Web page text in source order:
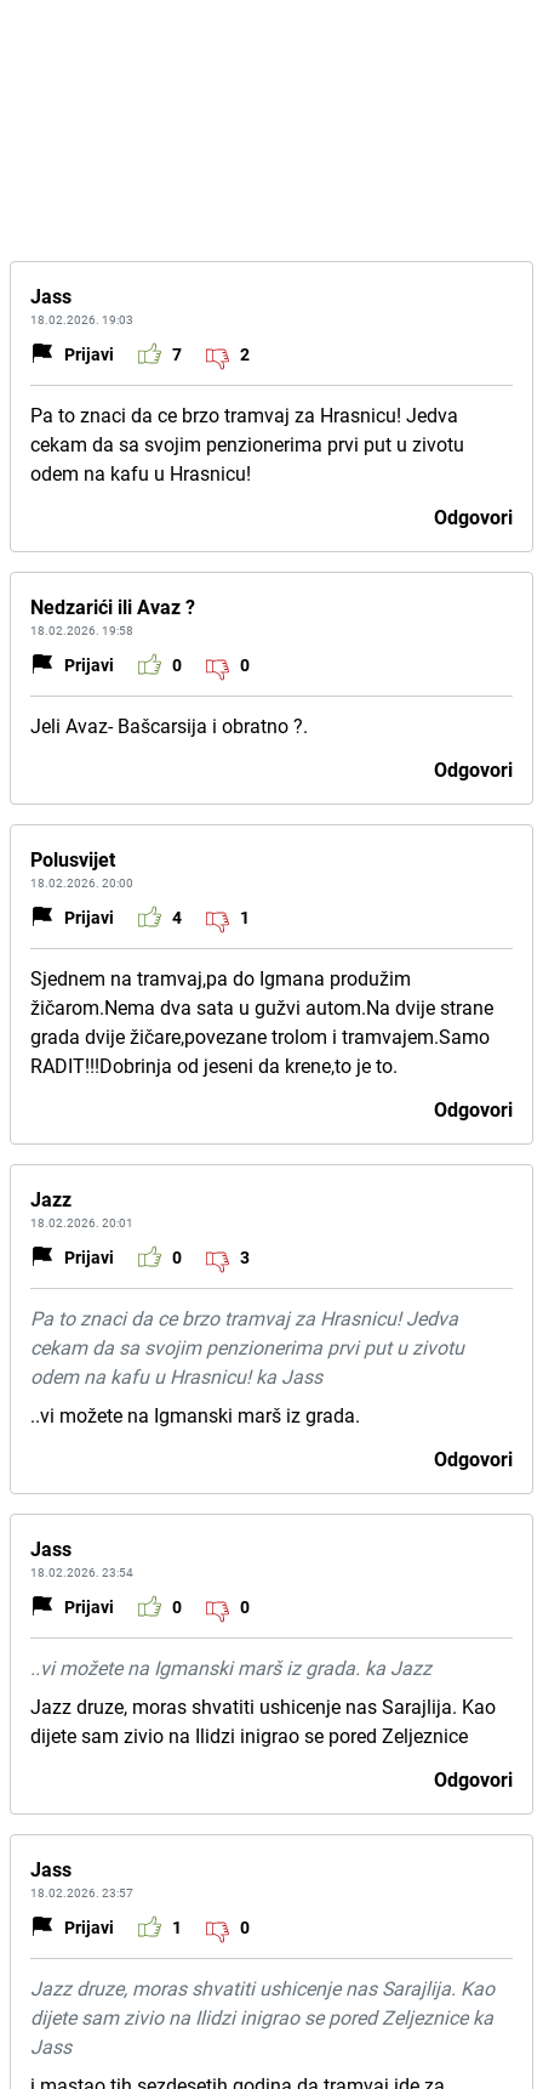
Jass
18.02.2026. 19:03
Prijavi 7 2
Pa to znaci da ce brzo tramvaj za Hrasnicu! Jedva
cekam da sa svojim penzionerima prvi put u zivotu
odem na kafu u Hrasnicu!
Odgovori
Nedzarići ili Avaz ?
18.02.2026. 19:58
Prijavi 0 0
Jeli Avaz- Bašcarsija i obratno ?.
Odgovori
Polusvijet
18.02.2026. 20:00
Prijavi 4 1
Sjednem na tramvaj,pa do Igmana produžim
žičarom.Nema dva sata u gužvi autom.Na dvije strane
grada dvije žičare,povezane trolom i tramvajem.Samo
RADIT!!!Dobrinja od jeseni da krene,to je to.
Odgovori
Jazz
18.02.2026. 20:01
Prijavi 0 3
Pa to znaci da ce brzo tramvaj za Hrasnicu! Jedva
cekam da sa svojim penzionerima prvi put u zivotu
odem na kafu u Hrasnicu! ka Jass
..vi možete na Igmanski marš iz grada.
Odgovori
Jass
18.02.2026. 23:54
Prijavi 0 0
..vi možete na Igmanski marš iz grada. ka Jazz
Jazz druze, moras shvatiti ushicenje nas Sarajlija. Kao
dijete sam zivio na Ilidzi inigrao se pored Zeljeznice
Odgovori
Jass
18.02.2026. 23:57
Prijavi 1 0
Jazz druze, moras shvatiti ushicenje nas Sarajlija. Kao
dijete sam zivio na Ilidzi inigrao se pored Zeljeznice ka
Jass